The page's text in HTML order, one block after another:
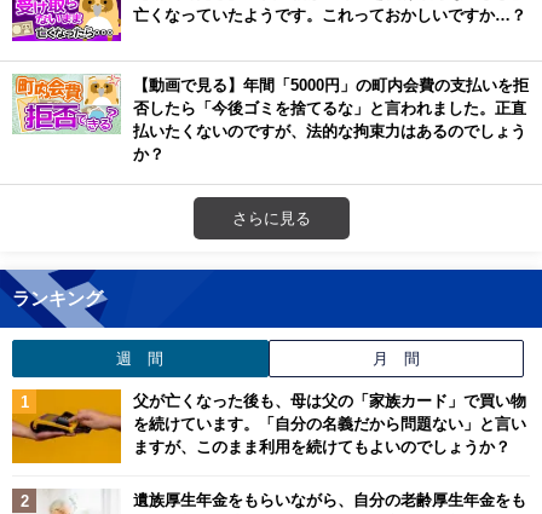
亡くなっていたようです。これっておかしいですか…？
【動画で見る】年間「5000円」の町内会費の支払いを拒
否したら「今後ゴミを捨てるな」と言われました。正直
払いたくないのですが、法的な拘束力はあるのでしょう
か？
さらに見る
ランキング
週 間 月 間
父が亡くなった後も、母は父の「家族カード」で買い物
を続けています。「自分の名義だから問題ない」と言い
ますが、このまま利用を続けてもよいのでしょうか？
遺族厚生年金をもらいながら、自分の老齢厚生年金をも